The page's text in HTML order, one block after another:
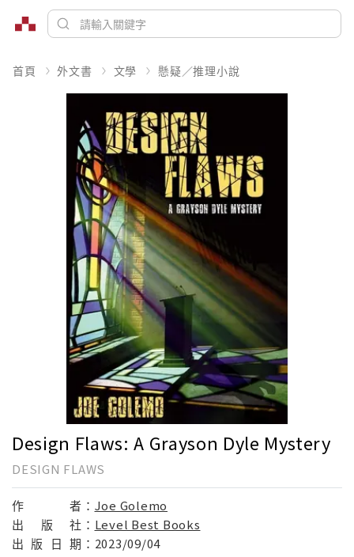
首頁 外文書 文學 懸疑／推理小說
Design Flaws: A Grayson Dyle Mystery
DESIGN FLAWS
作 者： Joe Golemo
出
版 社： Level Best Books
出 版 日 期： 2023/09/04